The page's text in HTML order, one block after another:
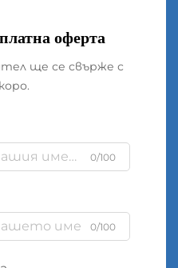
оферта
ще се свърже с
0/100
0/100